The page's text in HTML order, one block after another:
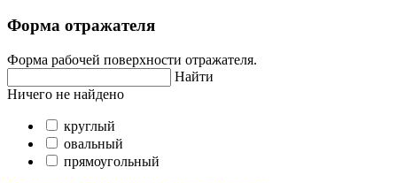
Форма отражателя
Форма рабочей поверхности отражателя.
Найти
Ничего не найдено
круглый
овальный
прямоугольный